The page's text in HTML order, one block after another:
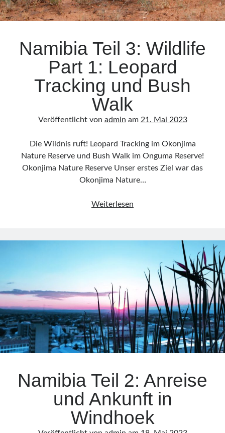
Namibia Teil 3: Wildlife
Part 1: Leopard
Tracking und Bush
Walk
Veröffentlicht von admin am 21. Mai 2023
Die Wildnis ruft! Leopard Tracking im Okonjima
Nature Reserve und Bush Walk im Onguma Reserve!
Okonjima Nature Reserve Unser erstes Ziel war das
Okonjima Nature…
Weiterlesen
Wildlife
Leopard
Tracking
und
Bush
Walk
Namibia Teil 2: Anreise
und Ankunft in
Windhoek